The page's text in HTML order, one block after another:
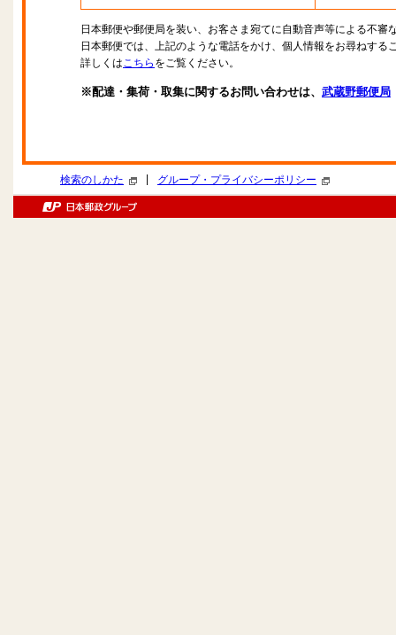
日本郵便や郵便局を装い、お客さま宛てに自動音声等による不審
日本郵便では、上記のような電話をかけ、個人情報をお尋ねする
詳しくはこちら をご覧ください。
※配達・集荷・取集に関するお問い合わせは、 武蔵野郵便局
検索のしかた グループ・プライバシーポリシー